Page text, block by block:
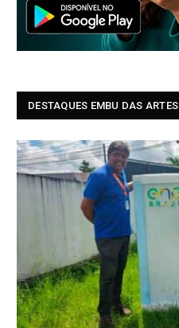
DESTAQUES EMBU DAS ARTES